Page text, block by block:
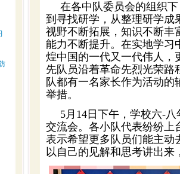
在各中队委员会的组织
到寻找研学，从整理研学成
视野不断拓展，知识不断丰
能力不断提升。在实地学习
煌中国的一代又一代伟人，
先队员沿着革命先烈光荣
队都有一名家长作为活动
举措。
5月14日下午，学校六-
交流会。各小队代表纷纷上
表示希望更多队员们能主动
以自己的见解和思考讲出来